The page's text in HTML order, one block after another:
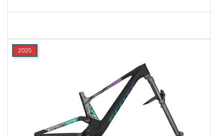
2025